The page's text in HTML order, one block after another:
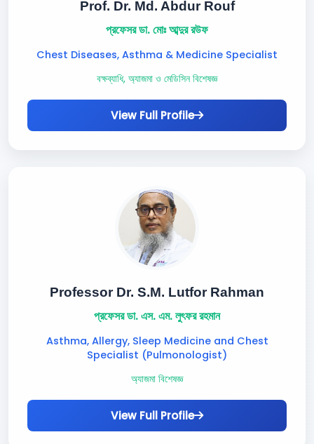
Prof. Dr. Md. Abdur Rouf
প্রফেসর ডা. মোঃ আব্দুর রউফ
Chest Diseases, Asthma & Medicine Specialist
বক্ষব্যাধি, অ্যাজমা ও মেডিসিন বিশেষজ্ঞ
View Full Profile
Professor Dr. S.M. Lutfor Rahman
প্রফেসর ডা. এস. এম. লুৎফর রহমান
Asthma, Allergy, Sleep Medicine and Chest
Specialist (Pulmonologist)
অ্যাজমা বিশেষজ্ঞ
View Full Profile